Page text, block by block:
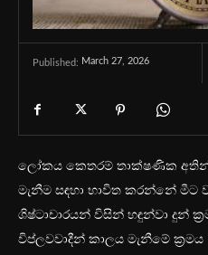
Published: March 27, 2026
ලෝකය කෙතරම් තාක්ෂණික අතින්
මැනීම සඳහා භාවිත කරන්නේ
ශිෂ්ටාචාරයන් විසින් හඳුන්වා දුන්
විප්ලවවාදීන් කාලය මැනීමේ ක්‍රමය